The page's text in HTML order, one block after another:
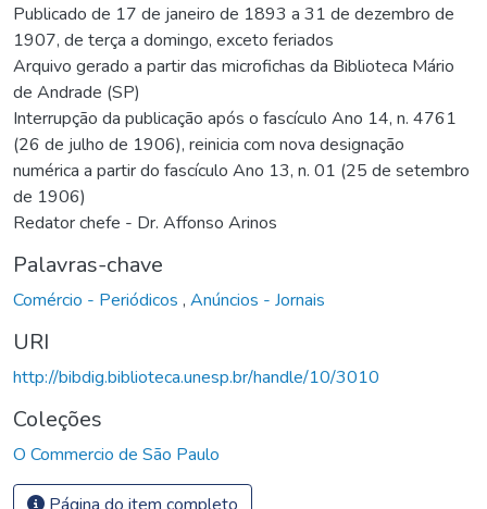
Publicado de 17 de janeiro de 1893 a 31 de dezembro de
1907, de terça a domingo, exceto feriados
Arquivo gerado a partir das microfichas da Biblioteca Mário
de Andrade (SP)
Interrupção da publicação após o fascículo Ano 14, n. 4761
(26 de julho de 1906), reinicia com nova designação
numérica a partir do fascículo Ano 13, n. 01 (25 de setembro
de 1906)
Redator chefe - Dr. Affonso Arinos
Palavras-chave
Comércio - Periódicos , Anúncios - Jornais
URI
http://bibdig.biblioteca.unesp.br/handle/10/3010
Coleções
O Commercio de São Paulo